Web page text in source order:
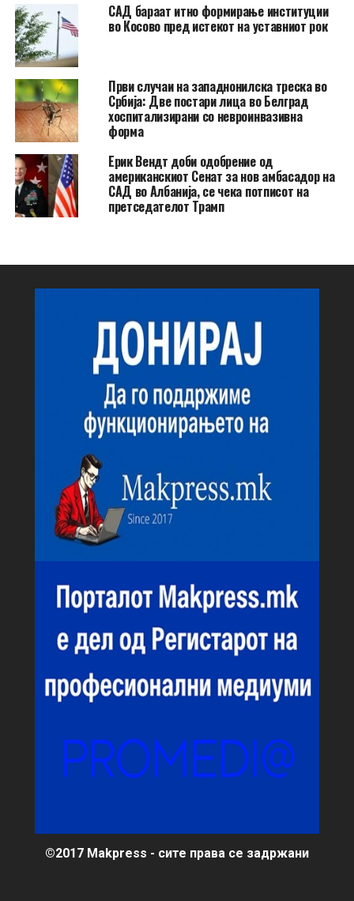
САД бараат итно формирање институции
во Косово пред истекот на уставниот рок
Први случаи на западнонилска треска во
Србија: Две постари лица во Белград
хоспитализирани со невроинвазивна
форма
Ерик Вендт доби одобрение од
американскиот Сенат за нов амбасадор на
САД во Албанија, се чека потписот на
претседателот Трамп
©2017 Makpress - сите права се задржани